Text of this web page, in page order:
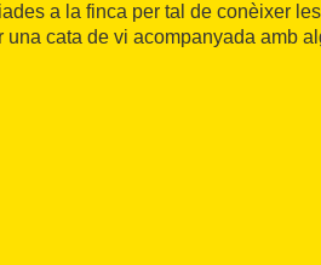
a la finca per tal de conèixer
cata de vi acompanyada amb